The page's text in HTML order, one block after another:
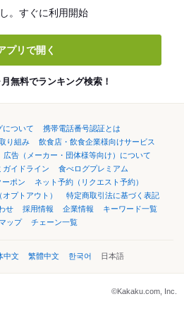
。すぐに利用開始
プリで開く
無料でランキング検索！
について
携帯電話番号認証とは
り組み
飲食店・飲食企業様向けサービス
広告（メーカー・団体様等向け）について
ガイドライン
食べログプレミアム
ポン
ネット予約（リクエスト予約）
プトアウト）
特定商取引法に基づく表記
せ 採用情報 企業情報
キーワード一覧
ップ
チェーン一覧
中文 繁體中文 한국어 日本語
©Kakaku.com, Inc.